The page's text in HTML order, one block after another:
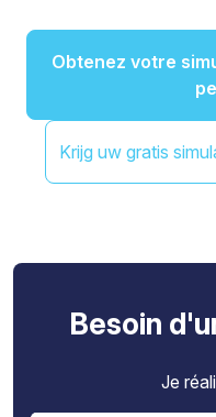
Obtenez votre
Krijg uw gratis
Besoin
Je